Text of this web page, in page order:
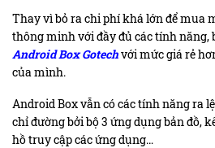
Thay vì bỏ ra chi phí khá lớn để mua
thông minh với đầy đủ các tính năng,
Android Box Gotechvới mức giá rẻ
của mình.
Android Box vẫn có các tính năng ra
chỉ đường bởi bộ 3 ứng dụng bản đồ,
hồ truy cập các ứng dụng…